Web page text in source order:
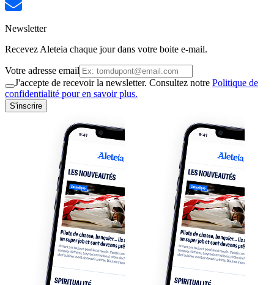
Newsletter
Recevez Aleteia chaque jour dans votre boite e-mail.
Votre adresse email
J'accepte de recevoir la newsletter. Consultez notre Politique de
confidentialité pour en savoir plus.
S'inscrire